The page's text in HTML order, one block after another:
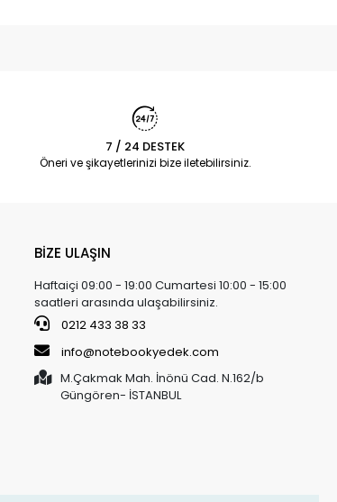
7 / 24 DESTEK
Öneri ve şikayetlerinizi bize iletebilirsiniz.
BİZE ULAŞIN
Haftaiçi 09:00 - 19:00 Cumartesi 10:00 - 15:00
saatleri arasında ulaşabilirsiniz.
0212 433 38 33
info@notebookyedek.com
M.Çakmak Mah. İnönü Cad. N.162/b
Güngören- İSTANBUL